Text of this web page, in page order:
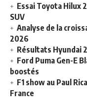
Essai Toyota Hilux
SUV
Analyse de la
2026
Résultats Hyundai
Ford Puma Gen-E
boostés
F1 show au Paul
France